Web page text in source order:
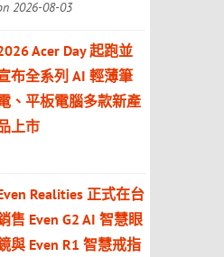
2026-08-03
Acer Day 起跑並
布全系列 AI 輕薄筆
、平板電腦多款新產
上市
Realities 正式在台
售 Even G2 AI 智慧眼
與 Even R1 智慧戒指